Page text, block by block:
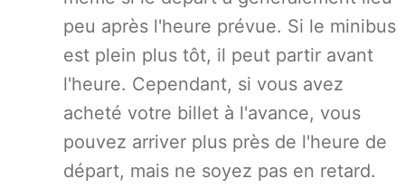
peu après l'heure prévue. Si le minibus
est plein plus tôt, il peut partir avant
l'heure. Cependant, si vous avez
acheté votre billet à l'avance, vous
pouvez arriver plus près de l'heure de
départ, mais ne soyez pas en retard.